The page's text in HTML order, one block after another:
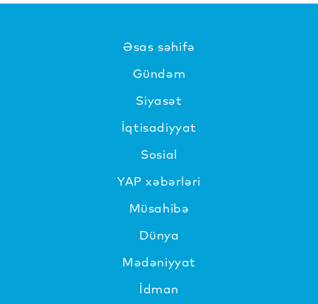
Əsas səhifə
Gündəm
Siyasət
İqtisadiyyat
Sosial
YAP xəbərləri
Müsahibə
Dünya
Mədəniyyat
İdman